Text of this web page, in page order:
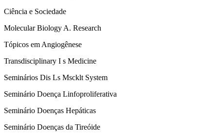
Ciência e Sociedade
Molecular Biology A. Research
Tópicos em Angiogênese
Transdisciplinary I s Medicine
Seminários Dis Ls Mscklt System
Seminário Doença Linfoproliferativa
Seminário Doenças Hepáticas
Seminário Doenças da Tireóide